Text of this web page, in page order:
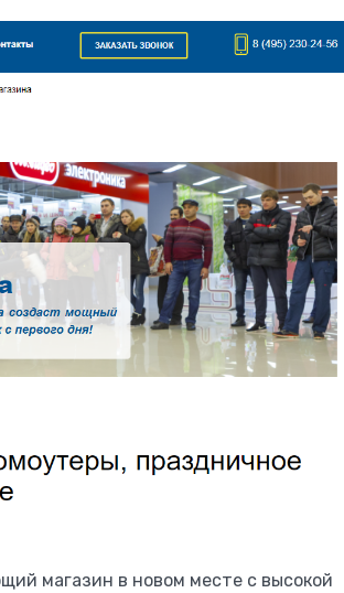
магазин в новом месте с высокой